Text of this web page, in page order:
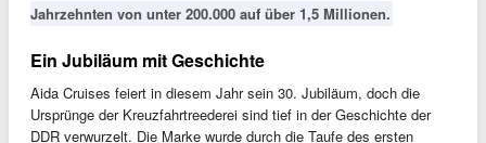
Jahrzehnten von unter 200.000 auf über 1,5 Millionen.
Ein Jubiläum mit Geschichte
Aida Cruises feiert in diesem Jahr sein 30. Jubiläum, doch die
Ursprünge der Kreuzfahrtreederei sind tief in der Geschichte der
DDR verwurzelt. Die Marke wurde durch die Taufe des ersten